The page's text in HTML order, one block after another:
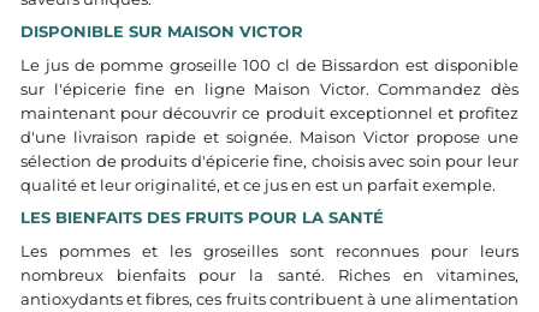
DISPONIBLE SUR MAISON VICTOR
Le jus de pomme groseille 100 cl de Bissardon est disponible
sur l'épicerie fine en ligne Maison Victor. Commandez dès
maintenant pour découvrir ce produit exceptionnel et profitez
d'une livraison rapide et soignée. Maison Victor propose une
sélection de produits d'épicerie fine, choisis avec soin pour leur
qualité et leur originalité, et ce jus en est un parfait exemple.
LES BIENFAITS DES FRUITS POUR LA SANTÉ
Les pommes et les groseilles sont reconnues pour leurs
nombreux bienfaits pour la santé. Riches en vitamines,
antioxydants et fibres, ces fruits contribuent à une alimentation